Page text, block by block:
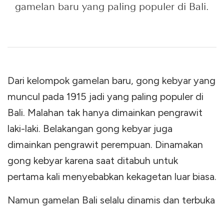
gamelan baru yang paling populer di Bali.
Dari kelompok gamelan baru, gong kebyar yang
muncul pada 1915 jadi yang paling populer di
Bali. Malahan tak hanya dimainkan pengrawit
laki-laki. Belakangan gong kebyar juga
dimainkan pengrawit perempuan. Dinamakan
gong kebyar karena saat ditabuh untuk
pertama kali menyebabkan kekagetan luar biasa.
Namun gamelan Bali selalu dinamis dan terbuka